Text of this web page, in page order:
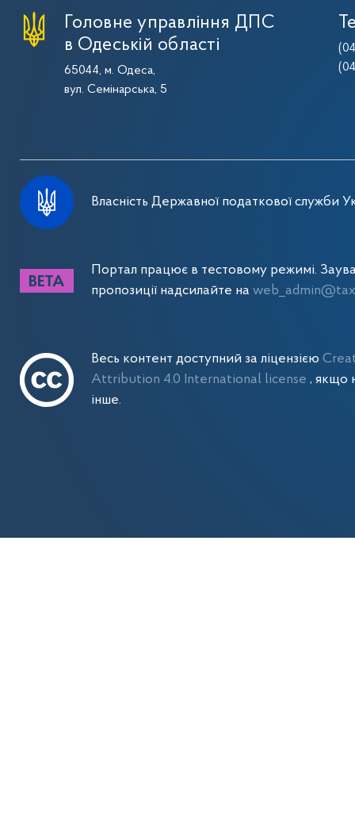
Головне управління ДПС
в Одеській області
65044, м. Одеса,
вул. Семінарська, 5
Власність Державної податкової служби
Портал працює в тестовому режимі.
пропозиції надсилайте на
Весь контент доступний за ліцензією
Attribution 4.0 International license , якщо
інше.